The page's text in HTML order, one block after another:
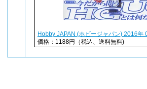
Hobby JAPAN (ホビージャパン) 2016年
価格：1188円（税込、送料無料)